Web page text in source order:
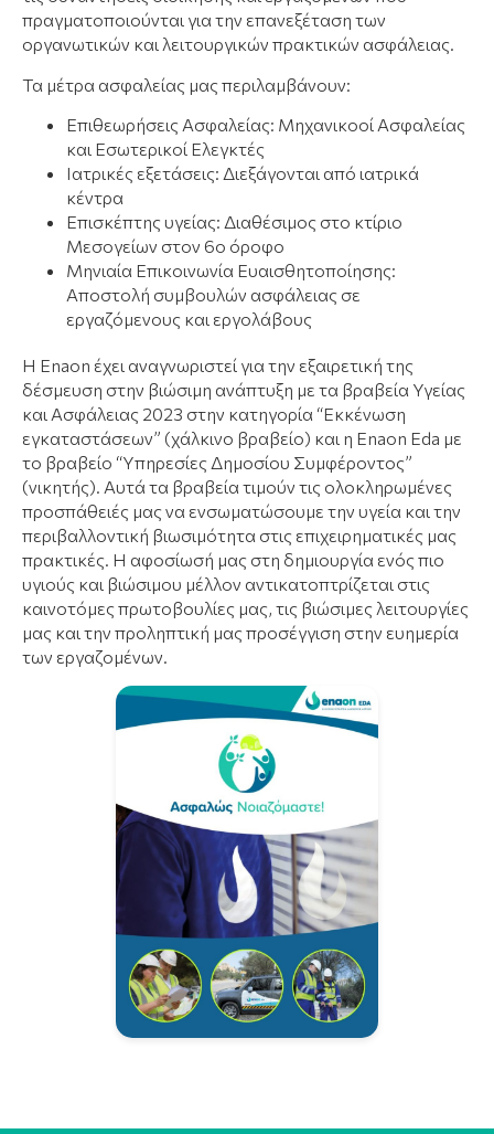
πραγματοποιούνται για την επανεξέταση των
οργανωτικών και λειτουργικών πρακτικών ασφάλειας.
Τα μέτρα ασφαλείας μας περιλαμβάνουν:
Επιθεωρήσεις Ασφαλείας: Μηχανικοοί Ασφαλείας
και Εσωτερικοί Ελεγκτές
Ιατρικές εξετάσεις: Διεξάγονται από ιατρικά
κέντρα
Επισκέπτης υγείας: Διαθέσιμος στο κτίριο
Μεσογείων στον 6ο όροφο
Μηνιαία Επικοινωνία Ευαισθητοποίησης:
Αποστολή συμβουλών ασφάλειας σε
εργαζόμενους και εργολάβους
Η Enaon έχει αναγνωριστεί για την εξαιρετική της
δέσμευση στην βιώσιμη ανάπτυξη με τα βραβεία Υγείας
και Ασφάλειας 2023 στην κατηγορία “Εκκένωση
εγκαταστάσεων” (χάλκινο βραβείο) και η Enaon Eda με
το βραβείο “Υπηρεσίες Δημοσίου Συμφέροντος”
(νικητής). Αυτά τα βραβεία τιμούν τις ολοκληρωμένες
προσπάθειές μας να ενσωματώσουμε την υγεία και την
περιβαλλοντική βιωσιμότητα στις επιχειρηματικές μας
πρακτικές. Η αφοσίωσή μας στη δημιουργία ενός πιο
υγιούς και βιώσιμου μέλλον αντικατοπτρίζεται στις
καινοτόμες πρωτοβουλίες μας, τις βιώσιμες λειτουργίες
μας και την προληπτική μας προσέγγιση στην ευημερία
των εργαζομένων.